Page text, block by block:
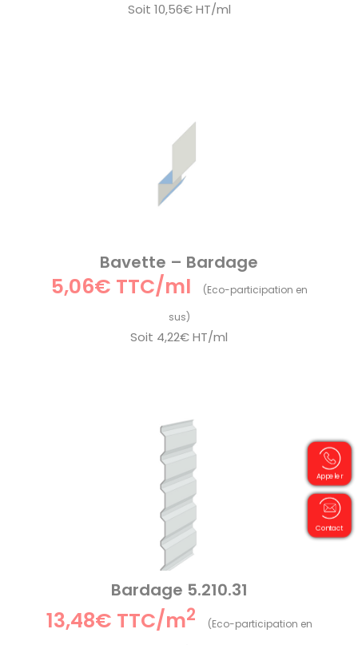
Soit 10,56€ HT/ml
Bavette – Bardage
5,06€ TTC/ml
Soit 4,22€ HT/ml
Bardage 5.210.31
13,48€ TTC/m2
Appeler
Contact